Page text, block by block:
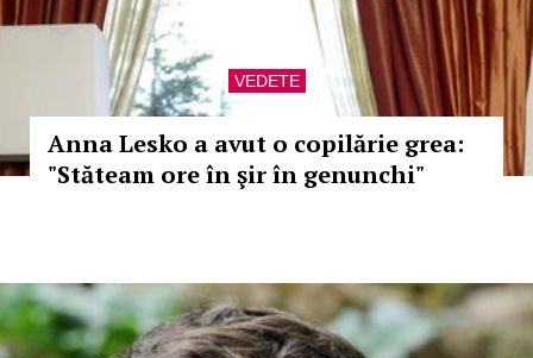
VEDETE
Anna Lesko a avut o copilărie grea:
"Stăteam ore în şir în genunchi"